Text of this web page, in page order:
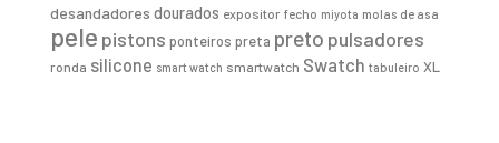
desandadores dourados expositor fecho miyota molas de asa
pele pistons ponteiros preta preto pulsadores
ronda silicone smart watch smartwatch Swatch tabuleiro XL